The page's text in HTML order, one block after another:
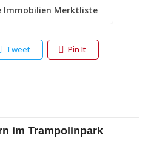
Immobilien Merktliste
Tweet Pin It
im Trampolinpark